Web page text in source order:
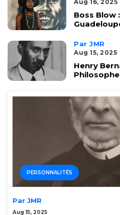
Aug 16, 2025
Boss Blow
Par JMR
Aug 15, 2025
Henry
PERSONNALITÉS
Par JMR
Aug 15, 2025